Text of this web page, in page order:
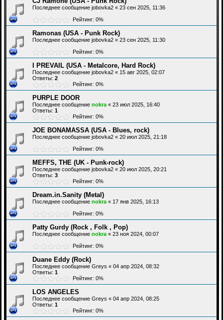
Последнее сообщение jobovka2 « 23 сен 2025, 11:36
Рейтинг: 0%
Ramonas (USA - Punk Rock)
Последнее сообщение jobovka2 « 23 сен 2025, 11:30
Рейтинг: 0%
I PREVAIL (USA - Metalcore, Hard Rock)
Последнее сообщение jobovka2 « 15 авг 2025, 02:07
Ответы: 2
Рейтинг: 0%
PURPLE DOOR
Последнее сообщение nokra « 23 июл 2025, 16:40
Ответы: 1
Рейтинг: 0%
JOE BONAMASSA (USA - Blues, rock)
Последнее сообщение jobovka2 « 20 июл 2025, 21:18
Рейтинг: 0%
MEFFS, THE (UK - Punk-rock)
Последнее сообщение jobovka2 « 20 июл 2025, 20:21
Ответы: 3
Рейтинг: 0%
Dream.in.Sanity (Metal)
Последнее сообщение nokra « 17 янв 2025, 16:13
Рейтинг: 0%
Patty Gurdy (Rock , Folk , Pop)
Последнее сообщение nokra « 23 ноя 2024, 00:07
Рейтинг: 0%
Duane Eddy (Rock)
Последнее сообщение Greys « 04 апр 2024, 08:32
Ответы: 1
Рейтинг: 0%
LOS ANGELES
Последнее сообщение Greys « 04 апр 2024, 08:25
Ответы: 1
Рейтинг: 0%